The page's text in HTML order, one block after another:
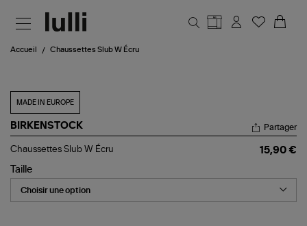
Accueil Chaussettes Slub W Écru
MADE IN EUROPE
BIRKENSTOCK
Chaussettes
W
Écru
Partager
Chaussettes Slub W Écru
15,90 €
Taille